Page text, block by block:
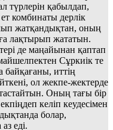
түрлерін қабылдап,
комбинаты дерлік
жатқандықтан, оның
лақтырып жататын.
де маңайынан қаптап
Сұркиік те
иттің
ол жекпе-жектерде
Оның тағы бір
келіп кеудесімен
болар,
еді.